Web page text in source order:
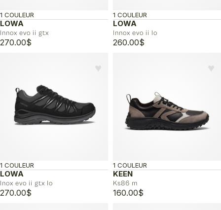
LOWA
Innox evo ii gtx
1 COULEUR
270.00$
LOWA
Innox evo ii lo
1 COULEUR
260.00$
♥︎
LOWA
Inox evo ii gtx lo
1 COULEUR
270.00$
♥︎
KEEN
Ks86 m
1 COULEUR
160.00$